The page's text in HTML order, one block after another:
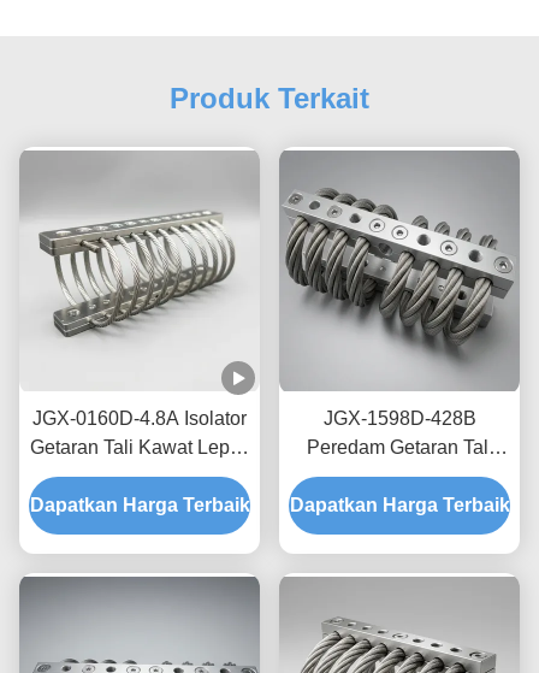
Produk Terkait
JGX-0160D-4.8A Isolator
Getaran Tali Kawat Lepas
Pantai Laut Bebas
Perawatan Shock Mount
Baja Tahan Karat
Dapatkan Harga Terbaik
JGX-1598D-428B
Peredam Getaran Tali
Kawat Tanpa Creep,
Gesekan Bebas Oli,
Peredam untuk
Dapatkan Harga Terbaik